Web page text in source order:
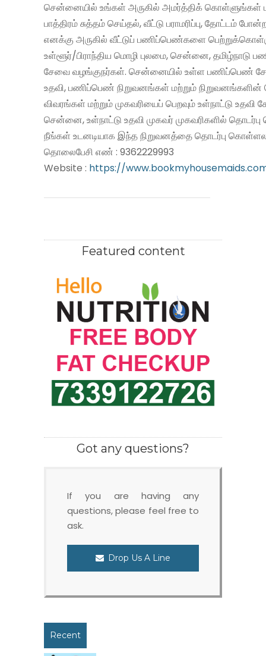
சென்னையில் உங்கள் அருகில் அமர்த்திக் கொள்ளுங்கள்
பாத்திரம் சுத்தம் செய்தல், வீட்டு பராமரிப்பு, தோட்டம்
எனக்கு அருகில் வீட்டுப் பணிப்பெண்களை
உள்ளூர்/பிராந்திய மொழி புலமை, சென்னை, தமிழ்நாடு
சேவை வழங்குநர்கள். சென்னையில் உள்ள பணிப்பெண்
உதவி, பணிப்பெண் நிறுவனங்கள் மற்றும் நிறுவனங்களின்
விவரங்கள் மற்றும் முகவரியைப் பெறவும் உள்நாட்டு உதவி
சென்னை, உள்நாட்டு உதவி முகவர் முகவரிகளில்
நீங்கள் உடனடியாக இந்த நிறுவனத்தை தொடர்பு
தொலைபேசி எண் : 9362229993
Website : https://
Featured content
Got any questions?
If you are having any
questions, please feel free to
ask.
Drop Us A Line
Recent